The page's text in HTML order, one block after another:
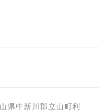
県中新川郡立山町利